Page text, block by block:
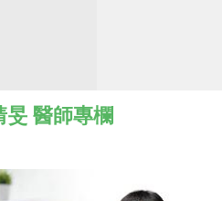
旻 醫師專欄